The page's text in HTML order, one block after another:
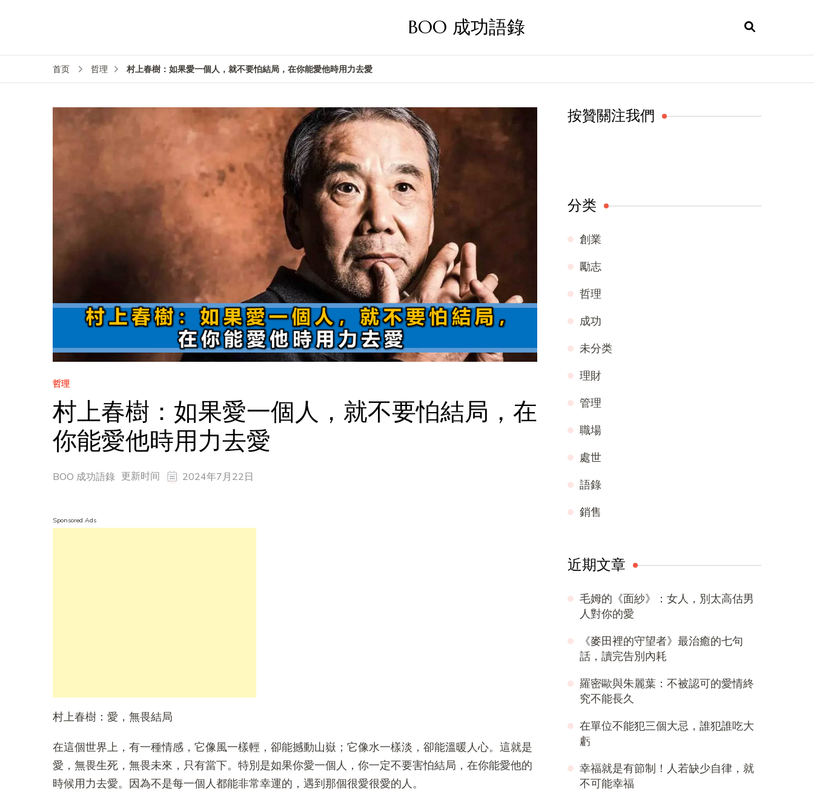
BOO 成功語錄
首页 哲理 村上春樹：如果愛一個人，就不要怕結局，在你能愛他時用力去愛
哲理
村上春樹：如果愛一個人，就不要怕結局，在
你能愛他時用力去愛
BOO 成功語錄 更新时间 2024年7月22日
Sponsored Ads
村上春樹：愛，無畏結局
在這個世界上，有一種情感，它像風一樣輕，卻能撼動山嶽；它像水一樣淡，卻能溫暖人心。這就是
愛，無畏生死，無畏未來，只有當下。特別是如果你愛一個人，你一定不要害怕結局，在你能愛他的
時候用力去愛。因為不是每一個人都能非常幸運的，遇到那個很愛很愛的人。
按贊關注我們
分类
創業
勵志
哲理
成功
未分类
理財
管理
職場
處世
語錄
銷售
近期文章
毛姆的《面紗》：女人，別太高估男
人對你的愛
《麥田裡的守望者》最治癒的七句
話，讀完告別內耗
羅密歐與朱麗葉：不被認可的愛情終
究不能長久
在單位不能犯三個大忌，誰犯誰吃大
虧
幸福就是有節制！人若缺少自律，就
不可能幸福